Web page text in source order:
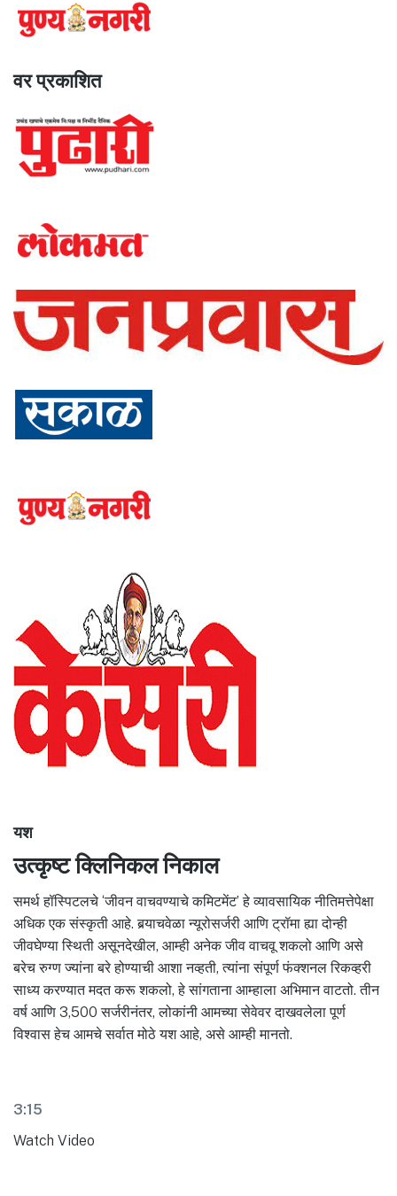
वर प्रकाशित
यश
उत्कृष्ट क्लिनिकल निकाल
समर्थ हॉस्पिटलचे ‘जीवन वाचवण्याचे कमिटमेंट’ हे व्यावसायिक नीतिमत्तेपेक्षा
अधिक एक संस्कृती आहे. बर्‍याचवेळा न्यूरोसर्जरी आणि ट्रॉमा ह्या दोन्ही
जीवघेण्या स्थिती असूनदेखील, आम्ही अनेक जीव वाचवू शकलो आणि असे
बरेच रुग्ण ज्यांना बरे होण्याची आशा नव्हती, त्यांना संपूर्ण फंक्शनल रिकव्हरी
साध्य करण्यात मदत करू शकलो, हे सांगताना आम्हाला अभिमान वाटतो. तीन
वर्ष आणि 3,500 सर्जरीनंतर, लोकांनी आमच्या सेवेवर दाखवलेला पूर्ण
विश्वास हेच आमचे सर्वात मोठे यश आहे, असे आम्ही मानतो.
3:15
Watch Video